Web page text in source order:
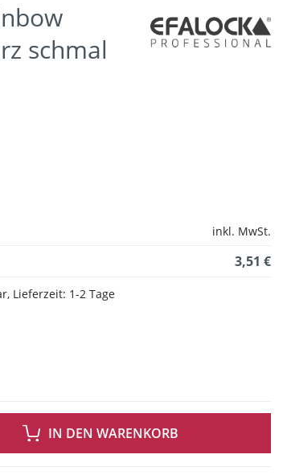
schmal
inkl. MwSt.
3,51 €
Lieferzeit: 1-2 Tage
IN DEN WARENKORB